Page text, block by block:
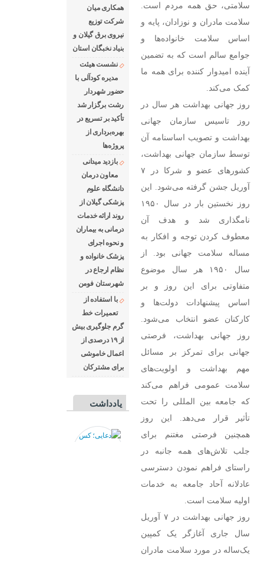
سلامتی، حق همه مردم است.
سلامت مادران و نوزادان، پایه و
اساس سلامت خانواده‌ها و
جوامع سالم است که به تضمین
آینده امیدوار کننده برای همه ما
کمک می‌کند.
روز جهانی بهداشت هر سال در
روز تاسیس سازمان جهانی
بهداشت و تصویب اساسنامه آن
توسط سازمان جهانی بهداشت،
کشورهای عضو و شرکا در ۷
آوریل جشن گرفته می‌شود. این
روز نخستین بار در سال ۱۹۵۰
نامگذاری شد و هدف آن
معطوف کردن توجه و افکار به
مساله سلامت جهانی بود. از
سال ۱۹۵۰ هر سال موضوع
متفاوتی برای این روز و بر
اساس پیشنهادات دولت‌ها و
کارکنان عضو انتخاب می‌شود.
روز جهانی بهداشت، فرصتی
جهانی برای تمرکز بر مسائل
مهم بهداشت و اولویت‌های
سلامت عمومی فراهم می‌کند
که جامعه بین المللی را تحت
تأثیر قرار می‌دهد. این روز
همچنین فرصتی مغتنم برای
جلب تلاش‌های همه جانبه در
راستای فراهم نمودن دسترسی
عادلانه آحاد جامعه به خدمات
اولیه سلامت است.
روز جهانی بهداشت در ۷ آوریل
سال جاری آغازگر یک کمپین
یک‌ساله در مورد سلامت مادران
همكاری میان
شركت توزیع
نیروی برق گیلان و
بنیاد نخبگان استان
نشست هیئت
مدیره کودآلی با
حضور شهردار
رشت برگزار شد
تأکید بر تسریع در
بهره‌برداری از
پروژه‌ها
بازدید میدانی
معاون درمان
دانشگاه علوم
پزشکی گیلان از
روند ارائه خدمات
درمانی به بیماران
و نحوه اجرای
پزشک خانواده و
نظام ارجاع در
شهرستان فومن
با استفاده از
تعمیرات خط
گرم جلوگیری بیش
از ۱۹ درصدی از
اعمال خاموشی
برای مشتركان
یادداشت